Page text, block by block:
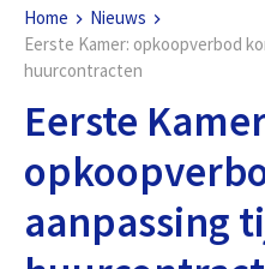
Home
Nieuws
Eerste Kamer: opkoopverbod
huurcontracten
Eerste
aanpassing